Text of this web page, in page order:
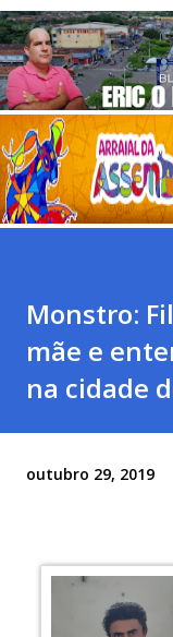
Monstro:
mãe e
na cidade
outubro 29, 2019